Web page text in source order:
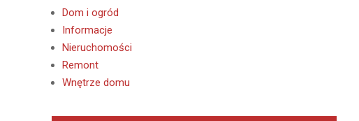
Dom i ogród
Informacje
Nieruchomości
Remont
Wnętrze domu